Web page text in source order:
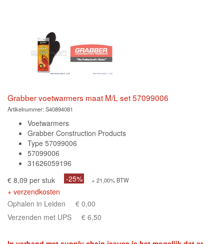
Grabber voetwarmers maat M/L set 57099006
Artikelnummer: S40894081
Voetwarmers
Grabber Construction Products
Type 57099006
57099006
31626059196
€ 8,09 per stuk
-25% + 21,00% BTW
+ verzendkosten
Ophalen in Leiden
€ 0,00
Verzenden met UPS
€ 6,50